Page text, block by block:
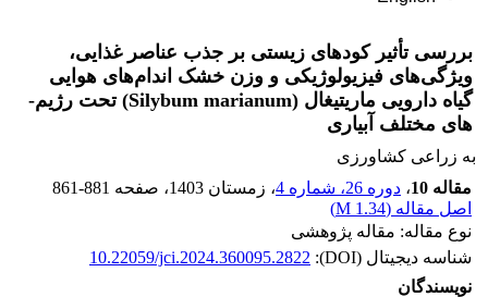
بررسی تأثیر کودهای زیستی بر جذب عناصر غذایی،
ویژگی‌های فیزیولوژیکی و وزن خشک اندام‌های هوایی
گیاه دارویی ماریتیغال (Silybum marianum) تحت رژیم-
های مختلف آبیاری
به زراعی کشاورزی
مقاله 10
، دوره 26، شماره 4 ، زمستان 1403 ، صفحه 861-881
اصل مقاله (1.34 M
)
نوع مقاله: مقاله پژوهشی
شناسه دیجیتال (DOI):
10.22059/jci.2024.360095.2822
نویسندگان